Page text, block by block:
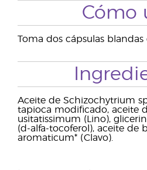
Cómo
Toma dos cápsulas blandas
Aceite de Schizochytrium
tapioca modificado, aceite
usitatissimum (Lino),
(d-alfa-tocoferol), aceite de
aromaticum* (Clavo).